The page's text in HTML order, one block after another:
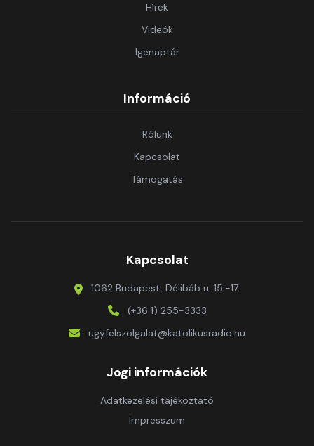
Hírek
Videók
Igenaptár
Információ
Rólunk
Kapcsolat
Támogatás
Kapcsolat
1062 Budapest, Délibáb u. 15.-17.
(+36 1) 255-3333
ugyfelszolgalat@katolikusradio.hu
Jogi információk
Adatkezelési tájékoztató
Impresszum